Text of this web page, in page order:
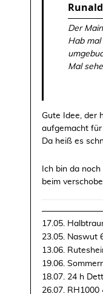
Der
Hab mal
Mal
Gute Idee, der
aufgemacht
Da heiß es
Ich bin da
beim
17.05.
23.05. Naswut
13.06.
19.06.
18.07. 24 h
26.07. RH1000